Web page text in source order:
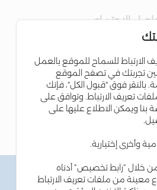
الاجتماعي
الشروط والاحكام
الارتباط للسماح للموقع بالعمل
تجربتك في تصفح الموقع
بالنقر فوق "قبول الكل"، فإنك
تعريف الارتباط. وتوافق على
ويمكن الاطلاع عليها على
وأخرى إختيارية.
خلال “رابط تخصيص” أدناه
معينة من ملفات تعريف الارتباط